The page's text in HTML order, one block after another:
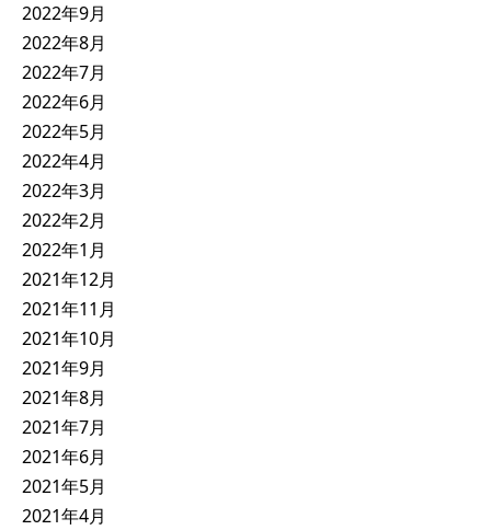
2022年9月
2022年8月
2022年7月
2022年6月
2022年5月
2022年4月
2022年3月
2022年2月
2022年1月
2021年12月
2021年11月
2021年10月
2021年9月
2021年8月
2021年7月
2021年6月
2021年5月
2021年4月